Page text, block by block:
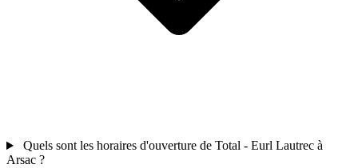
Quels sont les horaires d'ouverture de Total - Eurl Lautrec à
Arsac ?